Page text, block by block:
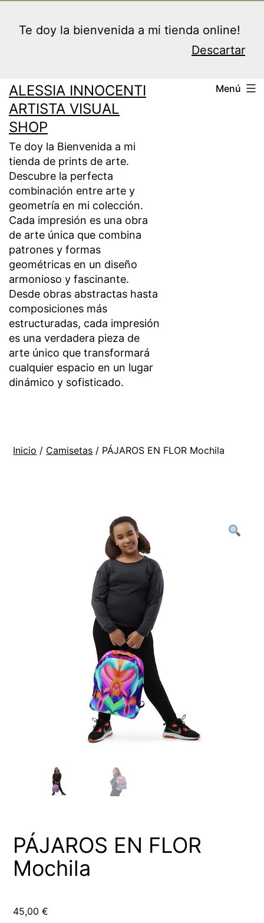
ALESSIA INNOCENTI
ARTISTA VISUAL
SHOP
Te doy la Bienvenida a mi
tienda de prints de arte.
Descubre la perfecta
combinación entre arte y
geometría en mi colección.
Cada impresión es una obra
de arte única que combina
patrones y formas
geométricas en un diseño
armonioso y fascinante.
Desde obras abstractas hasta
composiciones más
estructuradas, cada impresión
es una verdadera pieza de
arte único que transformará
cualquier espacio en un lugar
dinámico y sofisticado.
Menú
Inicio / Camisetas / PÁJAROS EN FLOR Mochila
PÁJAROS EN FLOR
Mochila
45,00€
Te doy la bienvenida a mi tienda online!
Descartar